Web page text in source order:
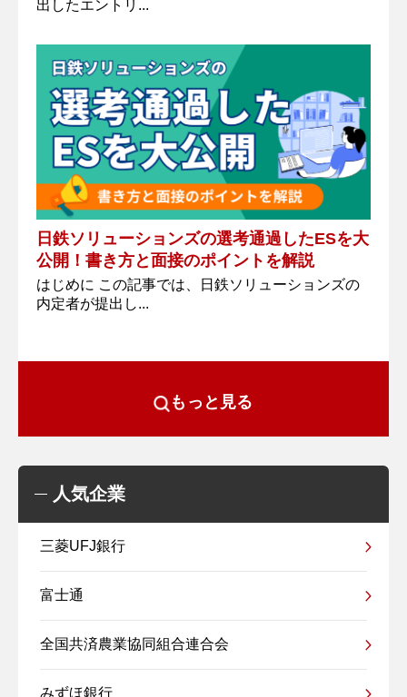
出したエントリ...
日鉄ソリューションズの選考通過したESを大
公開！書き方と面接のポイントを解説
はじめに この記事では、日鉄ソリューションズの
内定者が提出し...
もっと見る
人気企業
三菱UFJ銀行
富士通
全国共済農業協同組合連合会
みずほ銀行